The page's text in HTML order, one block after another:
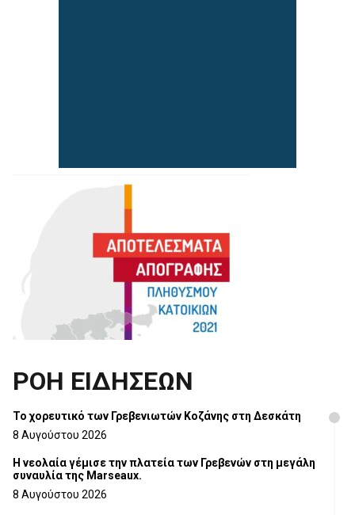
ΡΟΗ ΕΙΔΗΣΕΩΝ
Το χορευτικό των Γρεβενιωτών Κοζάνης στη Δεσκάτη
8 Αυγούστου 2026
Η νεολαία γέμισε την πλατεία των Γρεβενών στη μεγάλη
συναυλία της Marseaux.
8 Αυγούστου 2026